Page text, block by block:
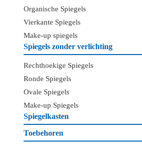
Organische Spiegels
Vierkante Spiegels
Make-up spiegels
Spiegels zonder verlichting
Rechthoekige Spiegels
Ronde Spiegels
Ovale Spiegels
Make-up Spiegels
Spiegelkasten
Toebehoren